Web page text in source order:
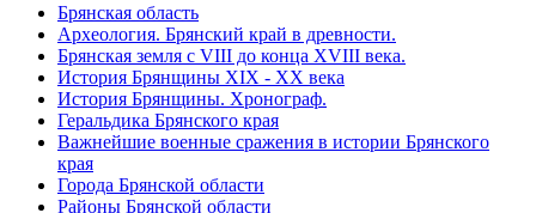
Брянская область
Археология. Брянский край в древности.
Брянская земля с VIII до конца XVIII века.
История Брянщины XIX - XX века
История Брянщины. Хронограф.
Геральдика Брянского края
Важнейшие военные сражения в истории Брянского
края
Города Брянской области
Районы Брянской области